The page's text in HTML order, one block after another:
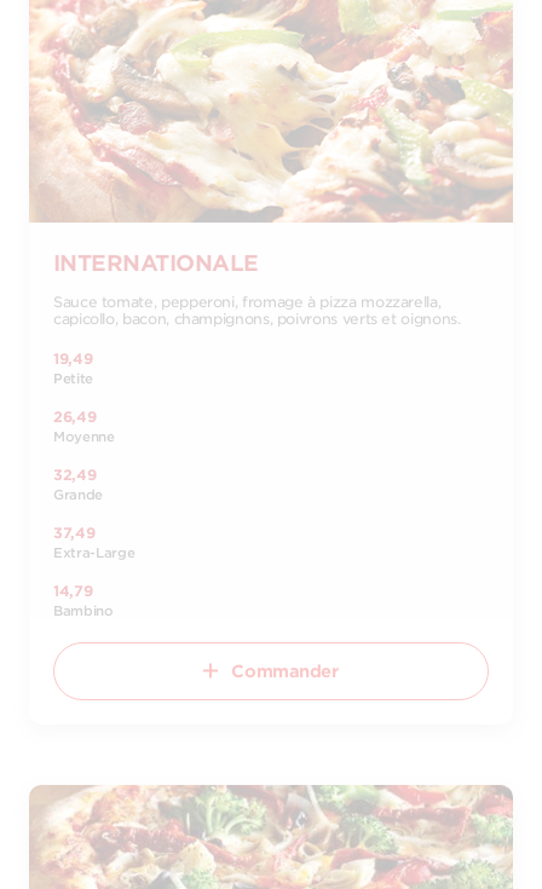
INTERNATIONALE
Sauce tomate, pepperoni, fromage à pizza mozzarella,
capicollo, bacon, champignons, poivrons verts et oignons.
19,49
Petite
26,49
Moyenne
32,49
Grande
37,49
Extra-Large
14,79
Bambino
Commander